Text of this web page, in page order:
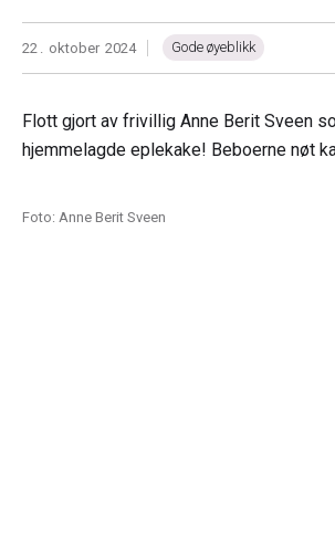
22 . oktober 2024 Gode øyeblikk
Flott gjort av frivillig Anne Berit Sveen
hjemmelagde eplekake! Beboerne nøt
Foto: Anne Berit Sveen